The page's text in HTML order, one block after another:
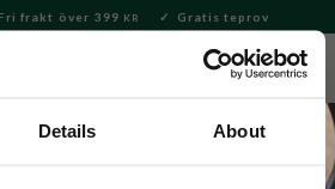
Details About
Fri frakt över 399 KR Gratis teprov